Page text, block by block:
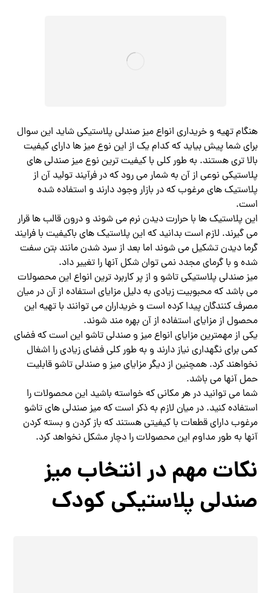
هنگام تهیه و خریداری انواع میز صندلی پلاستیکی شاید این سوال
برای شما پیش بیاید که کدام یک از این نوع میز ها دارای کیفیت
بالا تری هستند. به طور کلی با کیفیت ترین نوع میز صندلی های
پلاستیکی نوعی از آن به شمار می‌ رود که در فرآیند تولید آن از
پلاستیک های مرغوب که در بازار وجود دارند و استفاده شده
است.
این پلاستیک ها با حرارت دیدن نرم می شوند و درون قالب ها قرار
می گیرند. لازم است بدانید که این پلاستیک های باکیفیت با فرایند
گرما دیدن تشکیل می شوند اما بعد از سرد شدن مانند بتن سفت
شده و با گرمای مجدد نمی‌ توان شکل آنها را تغییر داد.
میز صندلی پلاستیکی تاشو و از پر کاربرد ترین انواع این محصولات
می باشد که محبوبیت زیادی به دلیل مزایای استفاده از آن در میان
مصرف‌ کنندگان پیدا کرده است و خریداران می توانند با تهیه این
محصول از مزایای استفاده از آن بهره مند شوند.
یکی از مهمترین مزایای انواع میز و صندلی تاشو این است که فضای
کمی برای نگهداری نیاز دارند و به طور کلی فضای زیادی را اشغال
نخواهند کرد. همچنین از دیگر مزایای میز و صندلی تاشو قابلیت
حمل آنها می باشد.
شما می توانید در هر مکانی که خواسته باشید این محصولات را
استفاده کنید. در میان لازم به ذکر است که میز صندلی های تاشو
مرغوب دارای قطعات با کیفیتی هستند که باز کردن و بسته کردن
آنها به طور مداوم این محصولات را دچار مشکل نخواهد کرد.
نکات مهم در انتخاب میز
صندلی پلاستیکی کودک